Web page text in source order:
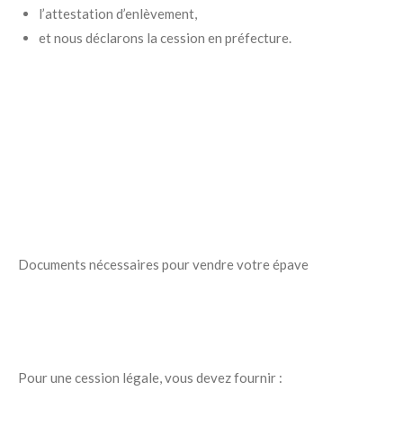
l’attestation d’enlèvement,
et nous déclarons la cession en préfecture.
Documents nécessaires pour vendre votre épave
Pour une cession légale, vous devez fournir :